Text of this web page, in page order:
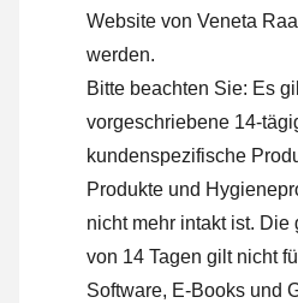
Website von Veneta
werden.
Bitte beachten Sie: Es
vorgeschriebene 14-
kundenspezifische
Produkte und
nicht mehr intakt ist.
von 14 Tagen gilt nicht
Software, E-Books und